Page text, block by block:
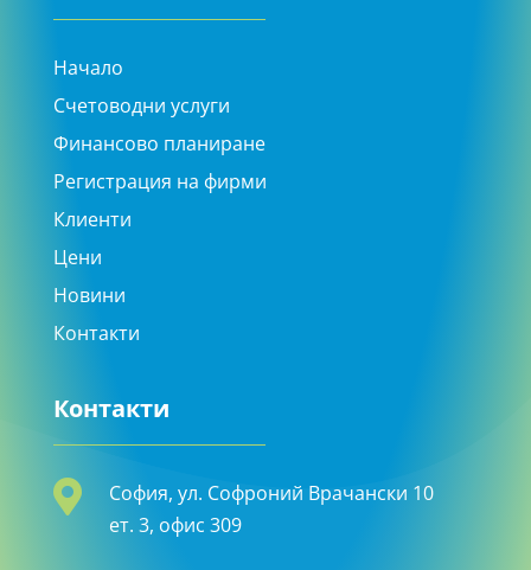
Начало
Счетоводни услуги
Финансово планиране
Регистрация на фирми
Клиенти
Цени
Новини
Контакти
Контакти

София, ул. Софроний Врачански 10
ет. 3, офис 309